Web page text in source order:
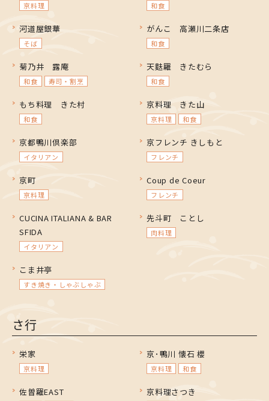
京料理 和食
河道屋銀華
そば
がんこ 高瀬川二条店
和食
菊乃井 露庵
和食 寿司・割烹
天麩羅 きたむら
和食
もち料理 きた村
和食
京料理 きた山
京料理 和食
京都鴨川倶楽部
イタリアン
京フレンチ きしもと
フレンチ
京町
京料理
Coup de Coeur
フレンチ
CUCINA ITALIANA & BAR
SFIDA
イタリアン
先斗町 ことし
肉料理
こま井亭
すき焼き・しゃぶしゃぶ
さ行
栄家
京料理
京･鴨川 懐石 櫻
京料理 和食
佐曽羅EAST 京料理さつき